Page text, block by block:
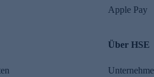
Apple Pay
Über HSE